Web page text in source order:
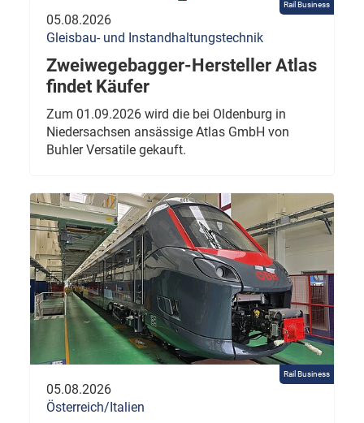
Rail Business
05.08.2026
Gleisbau- und Instandhaltungstechnik
Zweiwegebagger-Hersteller Atlas
findet Käufer
Zum 01.09.2026 wird die bei Oldenburg in
Niedersachsen ansässige Atlas GmbH von
Buhler Versatile gekauft.
Rail Business
05.08.2026
Österreich/Italien